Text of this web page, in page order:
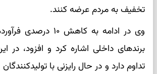
تخفیف به مردم عرضه کنند.
وی در ادامه به کاهش
برندهای داخلی اشاره کرد و افزود، در
تداوم دارد و در حال رایزنی با